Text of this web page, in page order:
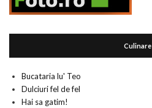
Culinare
Bucataria lu' Teo
Dulciuri fel de fel
Hai sa gatim!